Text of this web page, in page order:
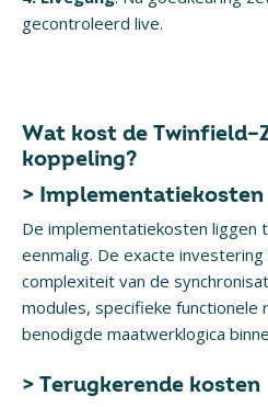
gecontroleerd live.
Wat kost de
koppeling?
> Implementatiekosten
De implementatiekosten liggen
eenmalig. De exacte investering
complexiteit van de
modules, specifieke
benodigde maatwerklogica
> Terugkerende kosten